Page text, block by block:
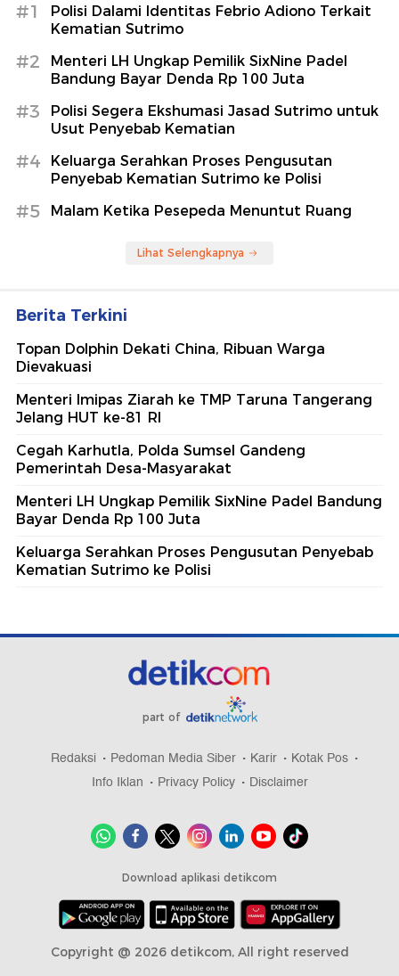
#1
Polisi Dalami Identitas Febrio Adiono Terkait
Kematian Sutrimo
#2
Menteri LH Ungkap Pemilik SixNine Padel
Bandung Bayar Denda Rp 100 Juta
#3
Polisi Segera Ekshumasi Jasad Sutrimo untuk
Usut Penyebab Kematian
#4
Keluarga Serahkan Proses Pengusutan
Penyebab Kematian Sutrimo ke Polisi
#5 Malam Ketika Pesepeda Menuntut Ruang
Lihat Selengkapnya
Berita Terkini
Topan Dolphin Dekati China, Ribuan Warga
Dievakuasi
Menteri Imipas Ziarah ke TMP Taruna Tangerang
Jelang HUT ke-81 RI
Cegah Karhutla, Polda Sumsel Gandeng
Pemerintah Desa-Masyarakat
Menteri LH Ungkap Pemilik SixNine Padel Bandung
Bayar Denda Rp 100 Juta
Keluarga Serahkan Proses Pengusutan Penyebab
Kematian Sutrimo ke Polisi
part of
Redaksi Pedoman Media Siber Karir
Kotak Pos
Info Iklan
Privacy Policy Disclaimer
Download aplikasi detikcom
Copyright @ 2026 detikcom, All right reserved